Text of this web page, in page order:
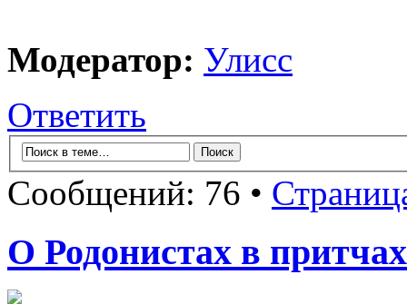
Модератор: Улисс
Ответить
Сообщений: 76 •
О Родонистах в притчах